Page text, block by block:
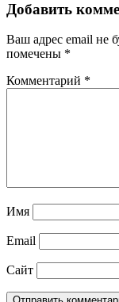
Добавить
Ваш адрес email не
помечены *
Комментарий *
Имя
Email
Сайт